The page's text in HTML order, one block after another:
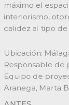
máximo el
interiorismo,
calidez al tipo
Ubicación:
Responsable de
Equipo de
Aranega, Marta